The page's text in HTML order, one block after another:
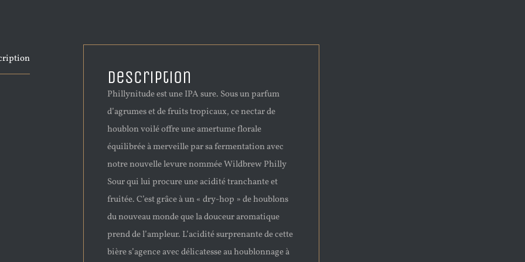
Description
Phillynitude est une IPA sure. Sous un parfum
d’agrumes et de fruits tropicaux, ce nectar de
houblon voilé offre une amertume florale
équilibrée à merveille par sa fermentation avec
notre nouvelle levure nommée Wildbrew Philly
Sour qui lui procure une acidité tranchante et
fruitée. C’est grâce à un « dry-hop » de houblons
du nouveau monde que la douceur aromatique
prend de l’ampleur. L’acidité surprenante de cette
bière s’agence avec délicatesse au houblonnage à